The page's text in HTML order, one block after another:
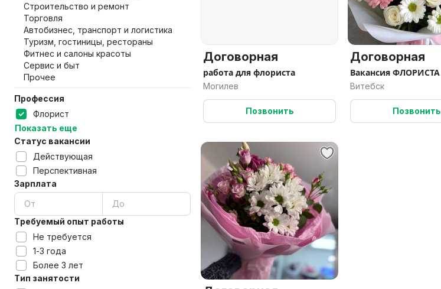
Строительство и ремонт
Торговля
Автобизнес, транспорт и логистика
Туризм, гостиницы, рестораны
Фитнес и салоны красоты
Сервис и быт
Прочее
Профессия
Флорист
Показать еще
Статус вакансии
Действующая
Перспективная
Зарплата
Требуемый опыт работы
Не требуется
1-3 года
Более 3 лет
Тип занятости
Договорная
работа для флориста
Могилев
Позвонить
Договорная
Вакансия ФЛОРИСТА
Витебск
Позвонить